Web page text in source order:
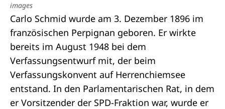
images
Carlo Schmid wurde am 3. Dezember 1896 im
französischen Perpignan geboren. Er wirkte
bereits im August 1948 bei dem
Verfassungsentwurf mit, der beim
Verfassungskonvent auf Herrenchiemsee
entstand. In den Parlamentarischen Rat, in dem
er Vorsitzender der SPD-Fraktion war, wurde er